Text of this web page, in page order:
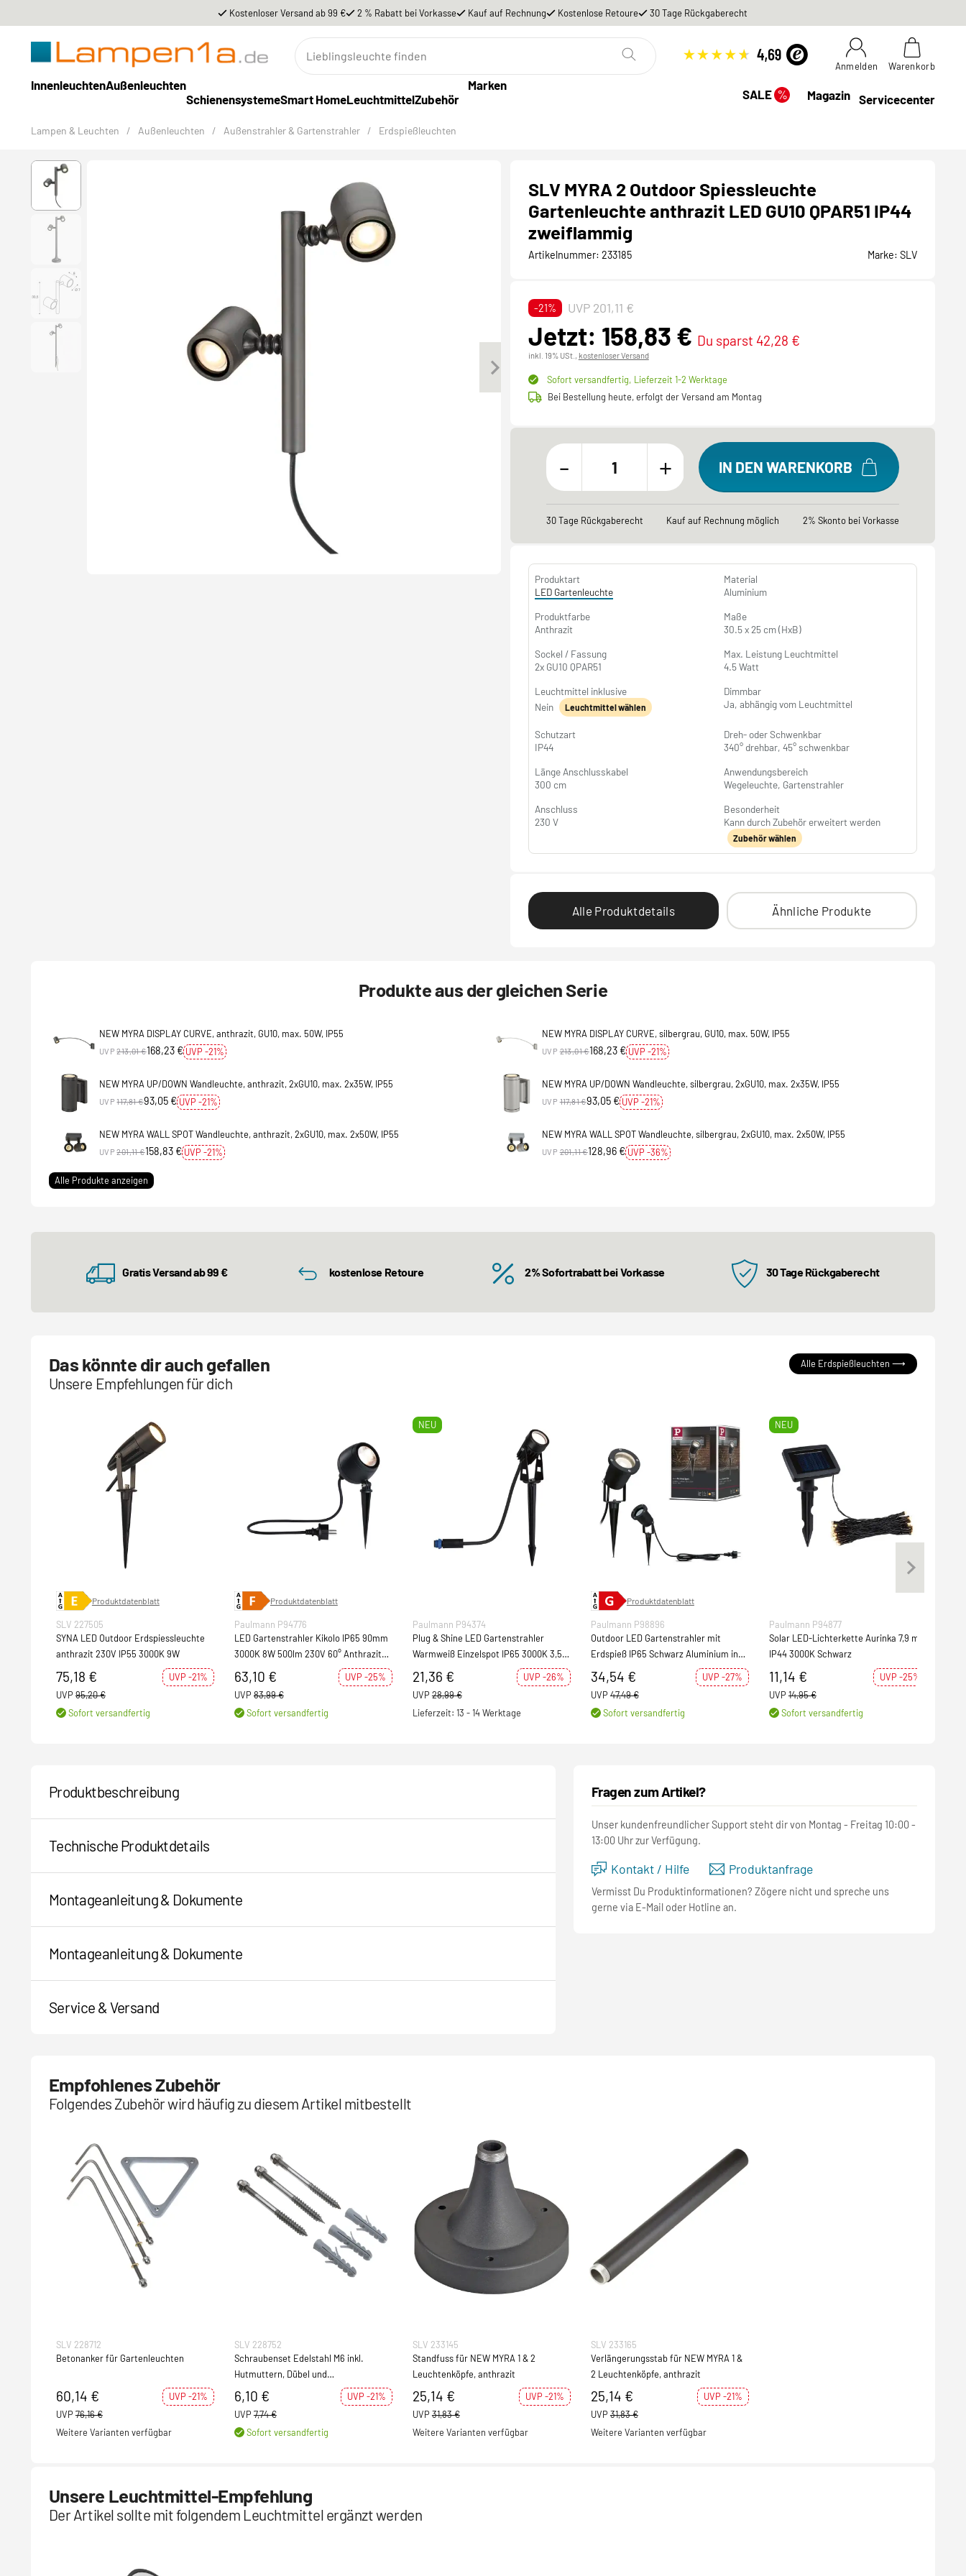
Kostenloser Versand ab 99 € 2 % Rabatt bei Vorkasse Kauf auf Rechnung Kostenlose Retoure 30 Tage Rückgaberecht
Anmelden Warenkorb
InnenleuchtenAußenleuchten
SchienensystemeSmart HomeLeuchtmittelZubehör
Marken
SALE% Magazin Servicecenter
Lampen & Leuchten / Außenleuchten / Außenstrahler & Gartenstrahler / Erdspießleuchten
SLV MYRA 2 Outdoor Spiessleuchte
Gartenleuchte anthrazit LED GU10 QPAR51 IP44
zweiflammig
Artikelnummer: 233185 Marke: SLV
-21% UVP 201,11 €
Jetzt: 158,83 € Du sparst 42,28 €
inkl. 19% USt., kostenloser Versand
Sofort versandfertig, Lieferzeit 1-2 Werktage
Bei Bestellung heute, erfolgt der Versand am Montag
- + IN DEN WARENKORB
30 Tage Rückgaberecht Kauf auf Rechnung möglich 2% Skonto bei Vorkasse
Produktart
LED Gartenleuchte
Material
Aluminium
Produktfarbe
Anthrazit
Maße
30.5 x 25 cm (HxB)
Sockel / Fassung
2x GU10 QPAR51
Max. Leistung Leuchtmittel
4.5 Watt
Leuchtmittel inklusive
Nein
Leuchtmittel wählen
Dimmbar
Ja, abhängig vom Leuchtmittel
Schutzart
IP44
Dreh- oder Schwenkbar
340° drehbar, 45° schwenkbar
Länge Anschlusskabel
300 cm
Anwendungsbereich
Wegeleuchte, Gartenstrahler
Anschluss
230 V
Besonderheit
Kann durch Zubehör erweitert werden
Zubehör wählen
Alle Produktdetails Ähnliche Produkte
Produkte aus der gleichen Serie
NEW MYRA DISPLAY CURVE, anthrazit, GU10, max. 50W, IP55
168,23 € UVP -21%
UVP 213,01 €
NEW MYRA DISPLAY CURVE, silbergrau, GU10, max. 50W, IP55
168,23 € UVP -21%
UVP 213,01 €
NEW MYRA UP/DOWN Wandleuchte, anthrazit, 2xGU10, max. 2x35W, IP55
93,05 € UVP -21%
UVP 117,81 €
NEW MYRA UP/DOWN Wandleuchte, silbergrau, 2xGU10, max. 2x35W, IP55
93,05 € UVP -21%
UVP 117,81 €
NEW MYRA WALL SPOT Wandleuchte, anthrazit, 2xGU10, max. 2x50W, IP55
158,83 € UVP -21%
UVP 201,11 €
NEW MYRA WALL SPOT Wandleuchte, silbergrau, 2xGU10, max. 2x50W, IP55
128,96 € UVP -36%
UVP 201,11 €
Alle Produkte anzeigen
Gratis Versand ab 99 € kostenlose Retoure 2% Sofortrabatt bei Vorkasse 30 Tage Rückgaberecht
Das könnte dir auch gefallen
Unsere Empfehlungen für dich
Alle Erdspießleuchten ⟶
Produktdatenblatt
SLV 227505
SYNA LED Outdoor Erdspiessleuchte
anthrazit 230V IP55 3000K 9W
75,18 €
UVP -21%
UVP 95,20 €
Sofort versandfertig
Produktdatenblatt
Paulmann P94776
LED Gartenstrahler Kikolo IP65 90mm
3000K 8W 500lm 230V 60° Anthrazit
Aluminium#Kunststoff
63,10 €
UVP -25%
UVP 83,99 €
Sofort versandfertig
NEU
Paulmann P94374
Plug & Shine LED Gartenstrahler
Warmweiß Einzelspot IP65 3000K 3,5W
Schwarz
21,36 €
UVP -26%
UVP 28,99 €
Lieferzeit: 13 - 14 Werktage
Produktdatenblatt
Paulmann P98896
Outdoor LED Gartenstrahler mit
Erdspieß IP65 Schwarz Aluminium inkl.
Leuchtmittel
34,54 €
UVP -27%
UVP 47,49 €
Sofort versandfertig
NEU
Paulmann P94877
Solar LED-Lichterkette Aurinka 7,9 m
IP44 3000K Schwarz
11,14 €
UVP -25%
UVP 14,95 €
Sofort versandfertig
Produktbeschreibung
Technische Produktdetails
Montageanleitung & Dokumente
Montageanleitung & Dokumente
Service & Versand
Fragen zum Artikel?
Unser kundenfreundlicher Support steht dir von Montag - Freitag 10:00 -
13:00 Uhr zur Verfügung.
Kontakt / Hilfe Produktanfrage
Vermisst Du Produktinformationen? Zögere nicht und spreche uns
gerne via E-Mail oder Hotline an.
Empfohlenes Zubehör
Folgendes Zubehör wird häufig zu diesem Artikel mitbestellt
SLV 228712
Betonanker für Gartenleuchten
60,14 €
UVP -21%
UVP 76,16 €
Weitere Varianten verfügbar
SLV 228752
Schraubenset Edelstahl M6 inkl.
Hutmuttern, Dübel und
Unterlegscheiben
6,10 €
UVP -21%
UVP 7,74 €
Sofort versandfertig
SLV 233145
Standfuss für NEW MYRA 1 & 2
Leuchtenköpfe, anthrazit
25,14 €
UVP -21%
UVP 31,83 €
Weitere Varianten verfügbar
SLV 233165
Verlängerungsstab für NEW MYRA 1 &
2 Leuchtenköpfe, anthrazit
25,14 €
UVP -21%
UVP 31,83 €
Weitere Varianten verfügbar
Unsere Leuchtmittel-Empfehlung
Der Artikel sollte mit folgendem Leuchtmittel ergänzt werden